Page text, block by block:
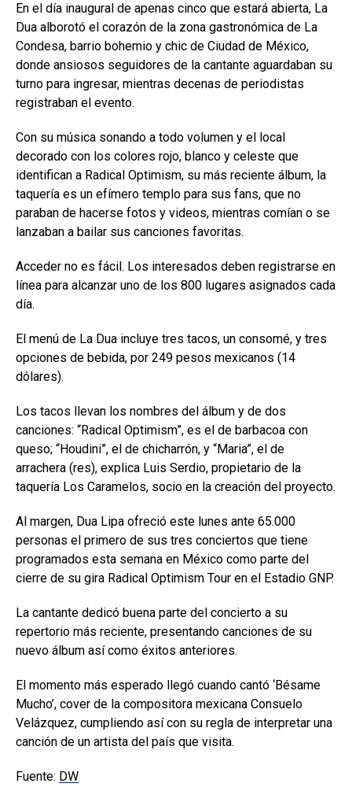
En el día inaugural de apenas cinco que estará abierta, La
Dua alborotó el corazón de la zona gastronómica de La
Condesa, barrio bohemio y chic de Ciudad de México,
donde ansiosos seguidores de la cantante aguardaban su
turno para ingresar, mientras decenas de periodistas
registraban el evento.
Con su música sonando a todo volumen y el local
decorado con los colores rojo, blanco y celeste que
identifican a Radical Optimism, su más reciente álbum, la
taquería es un efímero templo para sus fans, que no
paraban de hacerse fotos y videos, mientras comían o se
lanzaban a bailar sus canciones favoritas.
Acceder no es fácil. Los interesados deben registrarse en
línea para alcanzar uno de los 800 lugares asignados cada
día.
El menú de La Dua incluye tres tacos, un consomé, y tres
opciones de bebida, por 249 pesos mexicanos (14
dólares).
Los tacos llevan los nombres del álbum y de dos
canciones: “Radical Optimism”, es el de barbacoa con
queso; “Houdini”, el de chicharrón, y “Maria”, el de
arrachera (res), explica Luis Serdio, propietario de la
taquería Los Caramelos, socio en la creación del proyecto.
Al margen, Dua Lipa ofreció este lunes ante 65.000
personas el primero de sus tres conciertos que tiene
programados esta semana en México como parte del
cierre de su gira Radical Optimism Tour en el Estadio GNP.
La cantante dedicó buena parte del concierto a su
repertorio más reciente, presentando canciones de su
nuevo álbum así como éxitos anteriores.
El momento más esperado llegó cuando cantó ‘Bésame
Mucho’, cover de la compositora mexicana Consuelo
Velázquez, cumpliendo así con su regla de interpretar una
canción de un artista del país que visita.
Fuente: DW